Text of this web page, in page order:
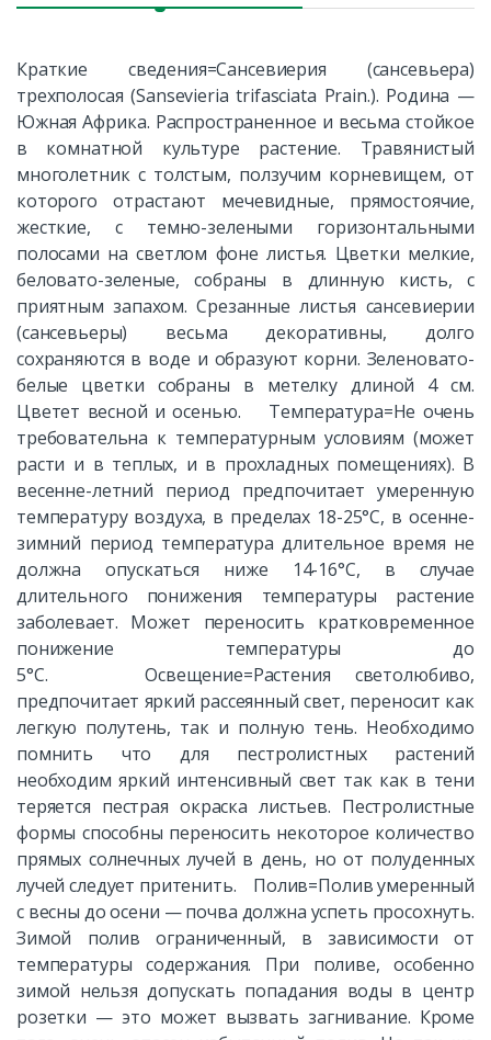
Краткие сведения=Сансевиерия (сансевьера)
трехполосая (Sansevieria trifasciata Prain.). Родина —
Южная Африка. Распространенное и весьма стойкое
в комнатной культуре растение. Травянистый
многолетник с толстым, ползучим корневищем, от
которого отрастают мечевидные, прямостоячие,
жесткие, с темно-зелеными горизонтальными
полосами на светлом фоне листья. Цветки мелкие,
беловато-зеленые, собраны в длинную кисть, с
приятным запахом. Срезанные листья сансевиерии
(сансевьеры) весьма декоративны, долго
сохраняются в воде и образуют корни. Зеленовато-
белые цветки собраны в метелку длиной 4 см.
Цветет весной и осенью. Температура=Не очень
требовательна к температурным условиям (может
расти и в теплых, и в прохладных помещениях). В
весенне-летний период предпочитает умеренную
температуру воздуха, в пределах 18-25°С, в осенне-
зимний период температура длительное время не
должна опускаться ниже 14-16°С, в случае
длительного понижения температуры растение
заболевает. Может переносить кратковременное
понижение температуры до
5°С. Освещение=Растения светолюбиво,
предпочитает яркий рассеянный свет, переносит как
легкую полутень, так и полную тень. Необходимо
помнить что для пестролистных растений
необходим яркий интенсивный свет так как в тени
теряется пестрая окраска листьев. Пестролистные
формы способны переносить некоторое количество
прямых солнечных лучей в день, но от полуденных
лучей следует притенить. Полив=Полив умеренный
с весны до осени — почва должна успеть просохнуть.
Зимой полив ограниченный, в зависимости от
температуры содержания. При поливе, особенно
зимой нельзя допускать попадания воды в центр
розетки — это может вызвать загнивание. Кроме